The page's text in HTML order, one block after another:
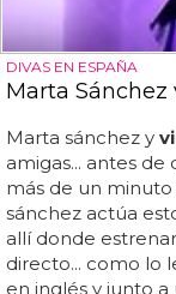
DIVAS EN ESPAÑA
Marta Sánchez
Marta sánchez y
amigas... antes
más de un minuto
sánchez actúa
allí donde
directo... como lo
en inglés y junto